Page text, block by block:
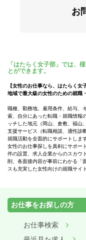
お
「はたらく女子部」では、
とができます。
【女性のお仕事なら、はたらく
地域で最大級の女性のための就職
職種、勤務地、雇用条件、給与、
索、自分にあった転職・就職情報
ッチした地元（岡山、倉敷、福山
支援サービス（転職相談、適性診
就職活動を全面的にサポートします
女性のお仕事探しを真剣にサポー
件の設置、求人企業からのスカウ
削、各面接内容が事前にわかる「
スも充実した女性向けの就職サイ
お仕事をお探しの方
お仕事検索